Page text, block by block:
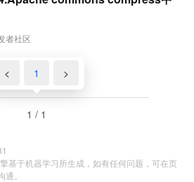
者社区
< 1 >
1 / 1
基于机器学习所生成，如有任何问题，可在页
。